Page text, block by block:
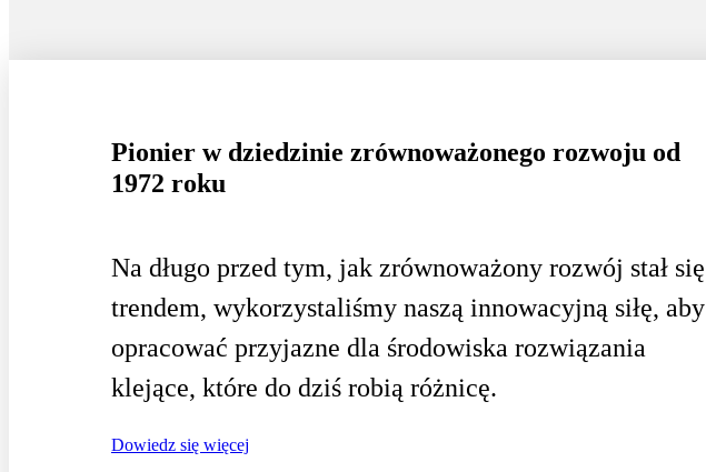
Pionier w dziedzinie zrównoważonego rozwoju od
1972 roku
Na długo przed tym, jak zrównoważony rozwój stał się
trendem, wykorzystaliśmy naszą innowacyjną siłę, aby
opracować przyjazne dla środowiska rozwiązania
klejące, które do dziś robią różnicę.
Dowiedz się więcej